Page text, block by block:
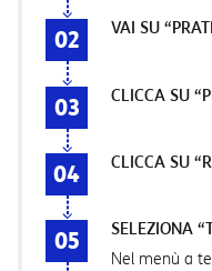
VAI SU
CLICCA SU
CLICCA SU
SELEZIONA
Nel menù a